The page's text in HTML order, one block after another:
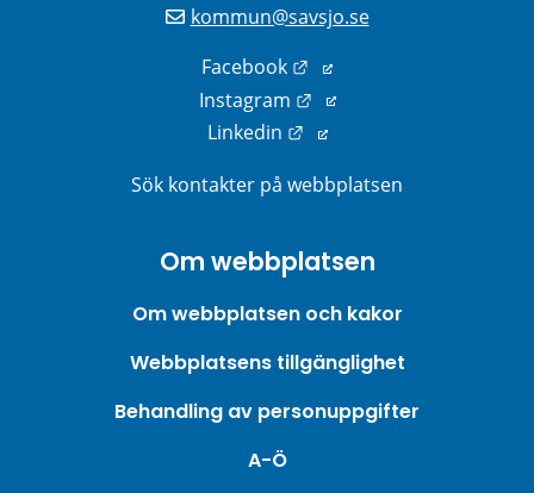
kommun@savsjo.se
Facebook
Länk till annan
Instagram
Länk till annan
Linkedin
Länk till annan webbplats.
Sök kontakter på webbplatsen
Om webbplatsen
Om webbplatsen och kakor
Webbplatsens tillgänglighet
Behandling av personuppgifter
A-Ö